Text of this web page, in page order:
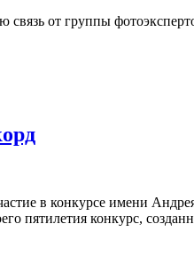
связь от группы
в конкурсе имени
пятилетия конкурс,